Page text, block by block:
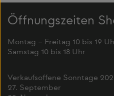
Öffnungszeiten
Montag – Freitag 10 bis 19
Samstag 10 bis 18 Uhr
Verkaufsoffene Sonntage
27. September